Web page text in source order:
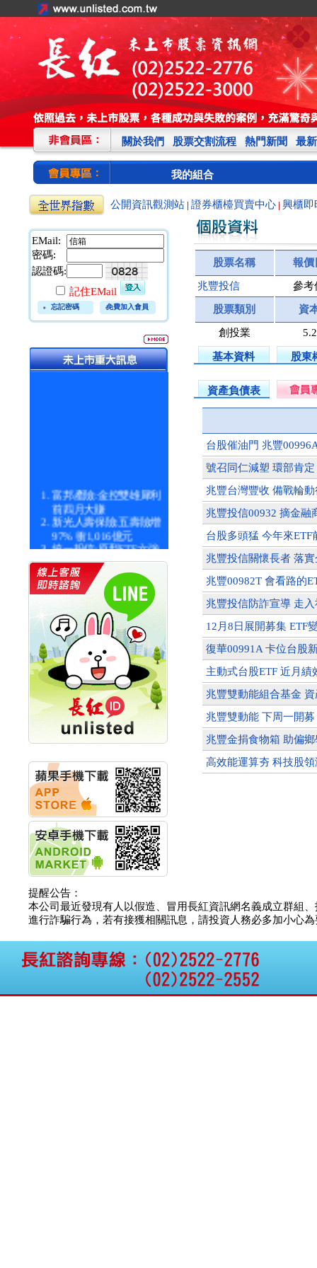
關於我們 股票交割流程 熱門新聞 最
我的組合
公開資訊觀測站 證券櫃檯買賣中心 興櫃即
EMail:
密碼:
認證碼:
記住EMail
忘記密碼 免費加入會員
富邦產險:金控雙雄犀利
前四月大賺
新光人壽保險:五壽險增
97% 衝1,016億元
統一投信:原型ETF六強
統一投信:主動式ETF溢
價 被盯上
新光人壽保險:新壽Q1外
價金將達996億
宇辰系統科技:宇辰業績
創新高 啟動興櫃轉上櫃
計畫
明緯企業:明緯永續科技
競賽 以電源驅動善的力
量
秀育企業:秀育SHO-U儲
能系統 獲國內首張CNS
認證
聯博投信:聯博00404A
從容擁抱台股主流
華旭先進:代重要子公司
碩通散熱股份有限公司
公告董事會通過發言人
及代理發
華旭先進:代重要子公司
碩通散熱股份有限公司
公告董事會決議發行員
工認股權
華旭先進:代重要子公司
碩通散熱股份有限公司
公告董事會追認113年
向關係
公告向關係人取得使用
仁新醫藥:代重要子公司
股票名稱 報價
兆豐投信 參考
股票類別 資
創投業
基本資料 股東
資產負債表
台股催油門 兆豐
號召同仁減塑 環部肯定
兆豐台灣豐收 備戰輪動
兆豐投信00932 摘金融
台股多頭猛 今年來ETF
兆豐投信關懷長者 落
兆豐00982T 會看路的
兆豐投信防詐宣導 走入
12月8日展開募集 ETF
復華00991A 卡位台股
主動式台股ETF 近月績
兆豐雙動能組合基金
兆豐雙動能 下周一開募
兆豐金捐食物箱 助偏
高效能運算夯 科技股領
提醒公告：
本公司最近發現有人以假造、冒用長紅資訊網名義成立群組
進行詐騙行為，若有接獲相關訊息，請投資人務必多加小心